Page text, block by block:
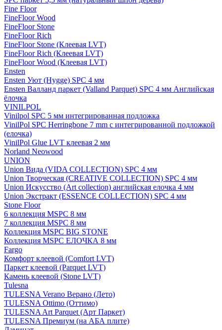
Fine Floor
FineFloor Wood
FineFloor Stone
FineFloor Rich
FineFloor Stone (Клеевая LVT)
FineFloor Rich (Клеевая LVT)
FineFloor Wood (Клеевая LVT)
Ensten
Ensten Уют (Hygge) SPC 4 мм
Ensten Валланд паркет (Valland Parquet) SPC 4 мм Английская
ёлочка
VINILPOL
Vinilpol SPC 5 мм интегрированная подложка
VinilPol SPC Herringbone 7 mm с интегрированной подложкой
(елочка)
VinilPol Glue LVT клеевая 2 мм
Norland Neowood
UNION
Union Вида (VIDA COLLECTION) SPC 4 мм
Union Творческая (CREATIVE COLLECTION) SPC 4 мм
Union Искусство (Art collection) английская елочка 4 мм
Union Экстракт (ESSENCE COLLECTION) SPC 4 мм
Stone Floor
6 коллекция MSPC 8 мм
7 коллекция MSPC 8 мм
Коллекция MSPC BIG STONE
Коллекция MSPC ЕЛОЧКА 8 мм
Fargo
Комфорт клеевой (Comfort LVT)
Паркет клеевой (Parquet LVT)
Камень клеевой (Stone LVT)
Tulesna
TULESNA Verano Верано (Лето)
TULESNA Ottimo (Оттимо)
TULESNA Art Parquet (Арт Паркет)
TULESNA Премиум (на АБА плите)